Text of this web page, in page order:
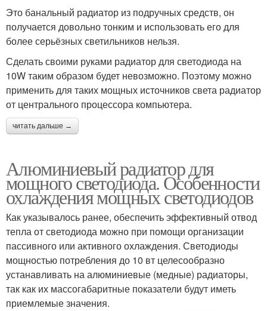
Это банальный радиатор из подручных средств, он
получается довольно тонким и использовать его для
более серьёзных светильников нельзя.
Сделать своими руками радиатор для светодиода на
10W таким образом будет невозможно. Поэтому можно
применить для таких мощных источников света радиатор
от центрального процессора компьютера.
читать дальше →
Алюминиевый радиатор для
мощного светодиода. Особенности
охлаждения мощных светодиодов
Как указывалось ранее, обеспечить эффективный отвод
тепла от светодиода можно при помощи организации
пассивного или активного охлаждения. Светодиоды
мощностью потребления до 10 вт целесообразно
устанавливать на алюминиевые (медные) радиаторы,
так как их массогабаритные показатели будут иметь
приемлемые значения.